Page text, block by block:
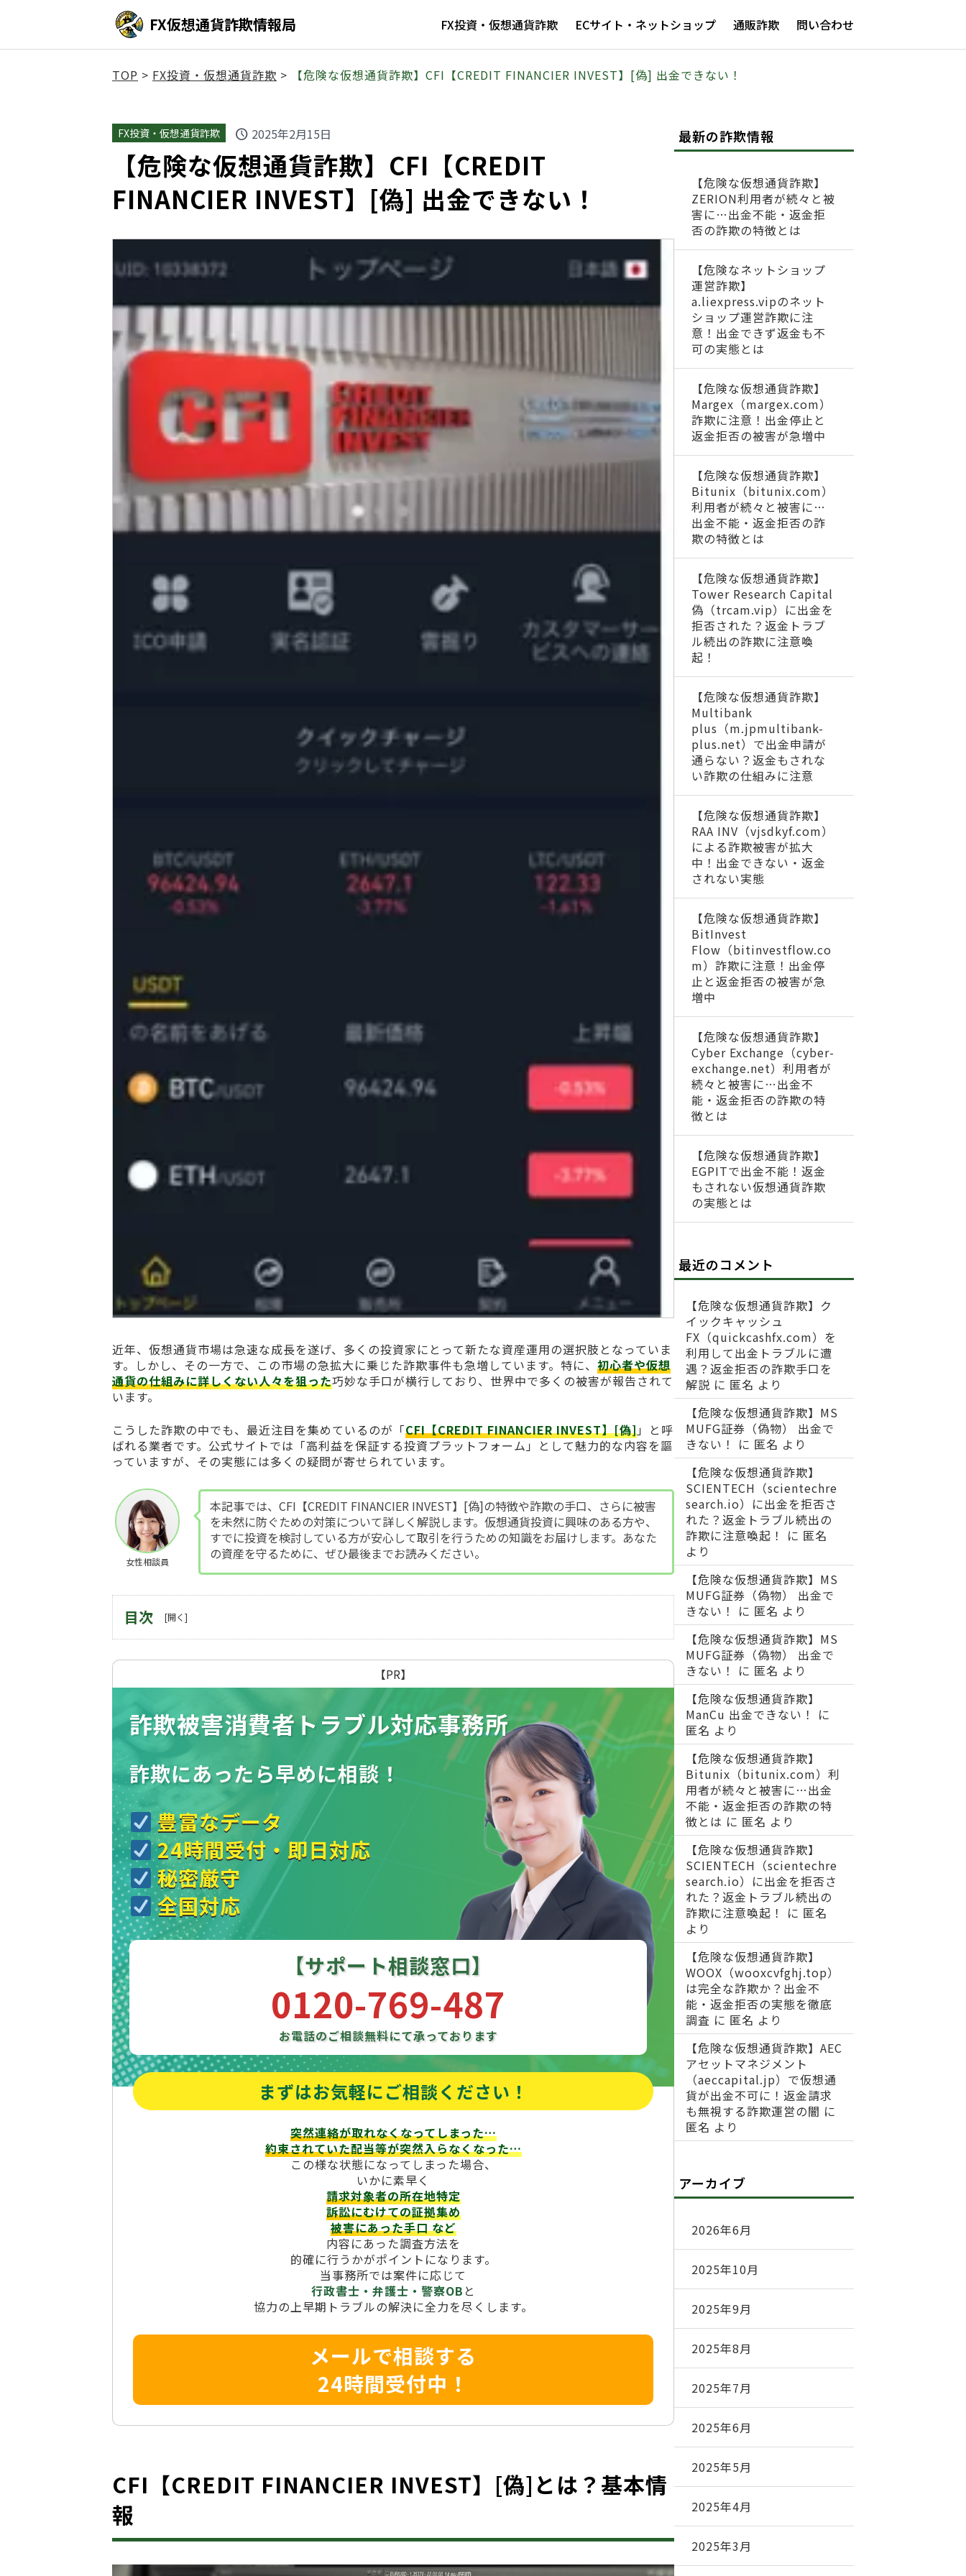
FX仮想通貨詐欺情報局 FX投資・仮想通貨詐欺 ECサイト・ネットショップ 通販詐欺 問い合わせ
TOP > FX投資・仮想通貨詐欺 > 【危険な仮想通貨詐欺】CFI【CREDIT FINANCIER INVEST】[偽] 出金できない！
FX投資・仮想通貨詐欺 schedule 2025年2月15日
【危険な仮想通貨詐欺】CFI【CREDIT
FINANCIER INVEST】[偽] 出金できない！
近年、仮想通貨市場は急速な成長を遂げ、多くの投資家にとって新たな資産運用の選択肢となっていま
す。しかし、その一方で、この市場の急拡大に乗じた詐欺事件も急増しています。特に、 初心者や仮想
通貨の仕組みに詳しくない人々を狙った巧妙な手口が横行しており、世界中で多くの被害が報告されて
います。
こうした詐欺の中でも、最近注目を集めているのが「CFI【CREDIT FINANCIER INVEST】[偽]」と呼
ばれる業者です。公式サイトでは「高利益を保証する投資プラットフォーム」として魅力的な内容を謳
っていますが、その実態には多くの疑問が寄せられています。
女性相談員
本記事では、CFI【CREDIT FINANCIER INVEST】[偽]の特徴や詐欺の手口、さらに被害
を未然に防ぐための対策について詳しく解説します。仮想通貨投資に興味のある方や、
すでに投資を検討している方が安心して取引を行うための知識をお届けします。あなた
の資産を守るために、ぜひ最後までお読みください。
目次
【PR】
詐欺被害消費者トラブル対応事務所
詐欺にあったら早めに相談！
豊富なデータ
24時間受付・即日対応
秘密厳守
全国対応
【サポート相談窓口】
0120-769-487
お電話のご相談無料にて承っております
まずはお気軽にご相談ください！
突然連絡が取れなくなってしまった…
約束されていた配当等が突然入らなくなった…
この様な状態になってしまった場合、
いかに素早く
請求対象者の所在地特定
訴訟にむけての証拠集め
被害にあった手口など
内容にあった調査方法を
的確に行うかがポイントになります。
当事務所では案件に応じて
行政書士・弁護士・警察OB と
協力の上早期トラブルの解決に全力を尽くします。
メールで相談する
24時間受付中！
CFI【CREDIT FINANCIER INVEST】[偽]とは？基本情
報
最新の詐欺情報
【危険な仮想通貨詐欺】
ZERION利用者が続々と被
害に…出金不能・返金拒
否の詐欺の特徴とは
【危険なネットショップ
運営詐欺】
a.liexpress.vipのネット
ショップ運営詐欺に注
意！出金できず返金も不
可の実態とは
【危険な仮想通貨詐欺】
Margex（margex.com）
詐欺に注意！出金停止と
返金拒否の被害が急増中
【危険な仮想通貨詐欺】
Bitunix（bitunix.com）
利用者が続々と被害に…
出金不能・返金拒否の詐
欺の特徴とは
【危険な仮想通貨詐欺】
Tower Research Capital
偽（trcam.vip）に出金を
拒否された？返金トラブ
ル続出の詐欺に注意喚
起！
【危険な仮想通貨詐欺】
Multibank
plus（m.jpmultibank-
plus.net）で出金申請が
通らない？返金もされな
い詐欺の仕組みに注意
【危険な仮想通貨詐欺】
RAA INV（vjsdkyf.com）
による詐欺被害が拡大
中！出金できない・返金
されない実態
【危険な仮想通貨詐欺】
BitInvest
Flow（bitinvestflow.co
m）詐欺に注意！出金停
止と返金拒否の被害が急
増中
【危険な仮想通貨詐欺】
Cyber Exchange（cyber-
exchange.net）利用者が
続々と被害に…出金不
能・返金拒否の詐欺の特
徴とは
【危険な仮想通貨詐欺】
EGPITで出金不能！返金
もされない仮想通貨詐欺
の実態とは
最近のコメント
【危険な仮想通貨詐欺】ク
イックキャッシュ
FX（quickcashfx.com）を
利用して出金トラブルに遭
遇？返金拒否の詐欺手口を
解説 に 匿名 より
【危険な仮想通貨詐欺】MS
MUFG証券（偽物） 出金で
きない！
に 匿名 より
【危険な仮想通貨詐欺】
SCIENTECH（scientechre
search.io）に出金を拒否さ
れた？返金トラブル続出の
詐欺に注意喚起！
に 匿名
より
【危険な仮想通貨詐欺】MS
MUFG証券（偽物） 出金で
きない！
に 匿名 より
【危険な仮想通貨詐欺】MS
MUFG証券（偽物） 出金で
きない！
に 匿名 より
【危険な仮想通貨詐欺】
ManCu 出金できない！
に
匿名 より
【危険な仮想通貨詐欺】
Bitunix（bitunix.com）利
用者が続々と被害に…出金
不能・返金拒否の詐欺の特
徴とは に 匿名 より
【危険な仮想通貨詐欺】
SCIENTECH（scientechre
search.io）に出金を拒否さ
れた？返金トラブル続出の
詐欺に注意喚起！
に 匿名
より
【危険な仮想通貨詐欺】
WOOX（wooxcvfghj.top）
は完全な詐欺か？出金不
能・返金拒否の実態を徹底
調査 に 匿名 より
【危険な仮想通貨詐欺】AEC
アセットマネジメント
（aeccapital.jp）で仮想通
貨が出金不可に！返金請求
も無視する詐欺運営の闇 に
匿名 より
アーカイブ
2026年6月
2025年10月
2025年9月
2025年8月
2025年7月
2025年6月
2025年5月
2025年4月
2025年3月